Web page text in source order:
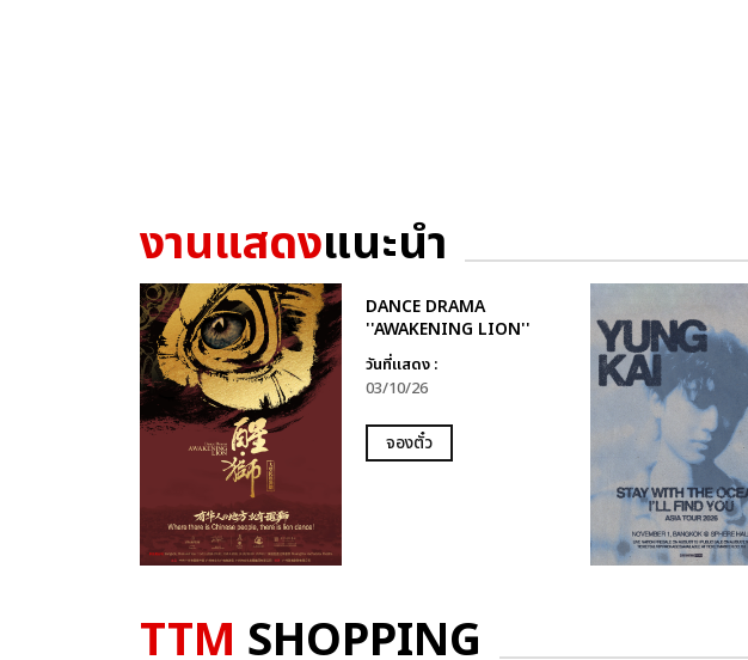
งานแสดงแนะนำ
DANCE DRAMA
''AWAKENING LION''
วันที่แสดง :
03/10/26
จองตั๋ว
TTM SHOPPING